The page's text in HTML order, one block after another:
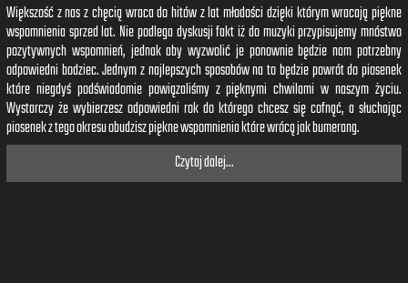
Większość z nas z chęcią wraca do hitów z lat młodości dzięki którym wracają piękne
wspomnienia sprzed lat. Nie podlega dyskusji fakt iż do muzyki przypisujemy mnóstwo
pozytywnych wspomnień, jednak aby wyzwolić je ponownie będzie nam potrzebny
odpowiedni bodziec. Jednym z najlepszych sposobów na to będzie powrót do piosenek
które niegdyś podświadomie powiązaliśmy z pięknymi chwilami w naszym życiu.
Wystarczy że wybierzesz odpowiedni rok do którego chcesz się cofnąć, a słuchając
piosenek z tego okresu obudzisz piękne wspomnienia które wrócą jak bumerang.
Czytaj dalej...